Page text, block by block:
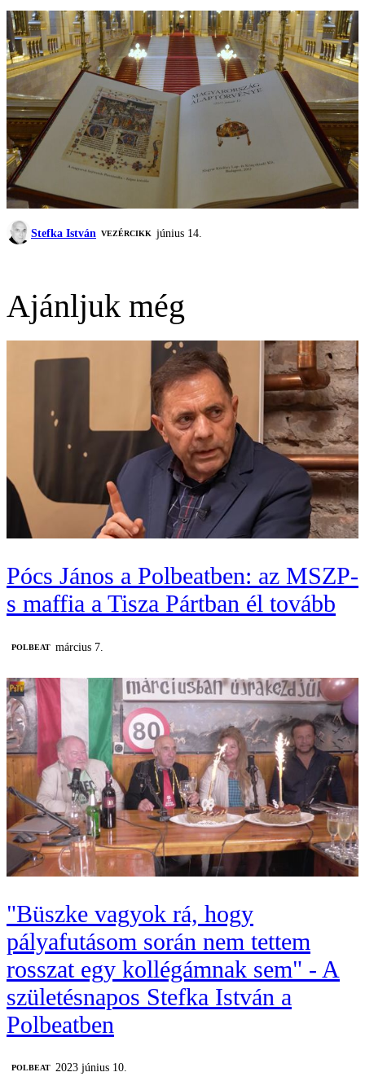
Stefka István VEZÉRCIKK június 14.
Ajánljuk még
Pócs János a Polbeatben: az MSZP-
s maffia a Tisza Pártban él tovább
‎POLBEAT március 7.
"Büszke vagyok rá, hogy
pályafutásom során nem tettem
rosszat egy kollégámnak sem" - A
születésnapos Stefka István a
Polbeatben
‎POLBEAT 2023 június 10.